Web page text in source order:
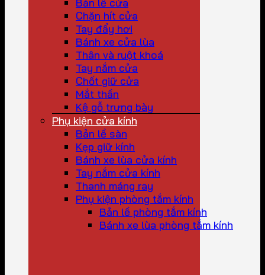
Chặn hít cửa
Tay đẩy hơi
Bánh xe cửa lùa
Thân và ruột khoá
Tay nắm cửa
Chốt giữ cửa
Mắt thần
Kệ gỗ trưng bày
Phụ kiện cửa kính
Bản lề sàn
Kẹp giữ kính
Bánh xe lùa cửa kính
Tay nắm cửa kính
Thanh máng ray
Phụ kiện phòng tắm kính
Bản lề phòng tắm kính
Bánh xe lùa phòng tắm kính